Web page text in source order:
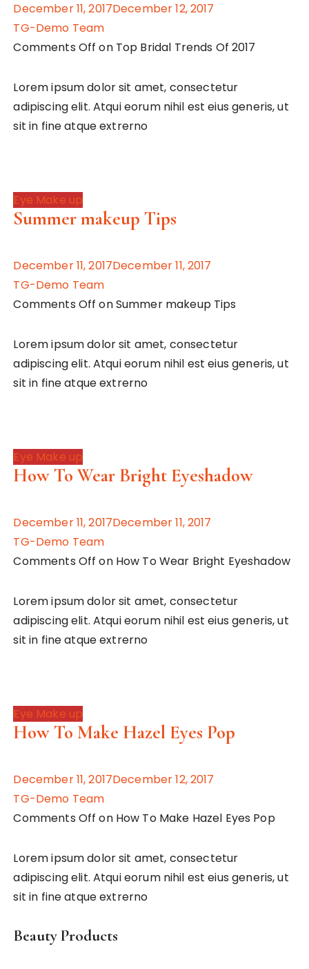
December 11, 2017December 12, 2017
TG-Demo Team
Comments Off on Top Bridal Trends Of 2017
Lorem ipsum dolor sit amet, consectetur
adipiscing elit. Atqui eorum nihil est eius generis, ut
sit in fine atque extrerno
Eye Make up
Summer makeup Tips
December 11, 2017December 11, 2017
TG-Demo Team
Comments Off on Summer makeup Tips
Lorem ipsum dolor sit amet, consectetur
adipiscing elit. Atqui eorum nihil est eius generis, ut
sit in fine atque extrerno
Eye Make up
How To Wear Bright Eyeshadow
December 11, 2017December 11, 2017
TG-Demo Team
Comments Off on How To Wear Bright Eyeshadow
Lorem ipsum dolor sit amet, consectetur
adipiscing elit. Atqui eorum nihil est eius generis, ut
sit in fine atque extrerno
Eye Make up
How To Make Hazel Eyes Pop
December 11, 2017December 12, 2017
TG-Demo Team
Comments Off on How To Make Hazel Eyes Pop
Lorem ipsum dolor sit amet, consectetur
adipiscing elit. Atqui eorum nihil est eius generis, ut
sit in fine atque extrerno
Beauty Products